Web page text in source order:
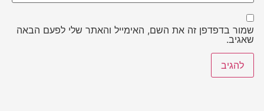
שמור בדפדפן זה את השם, האימייל והאתר שלי לפעם הבאה
שאגיב.